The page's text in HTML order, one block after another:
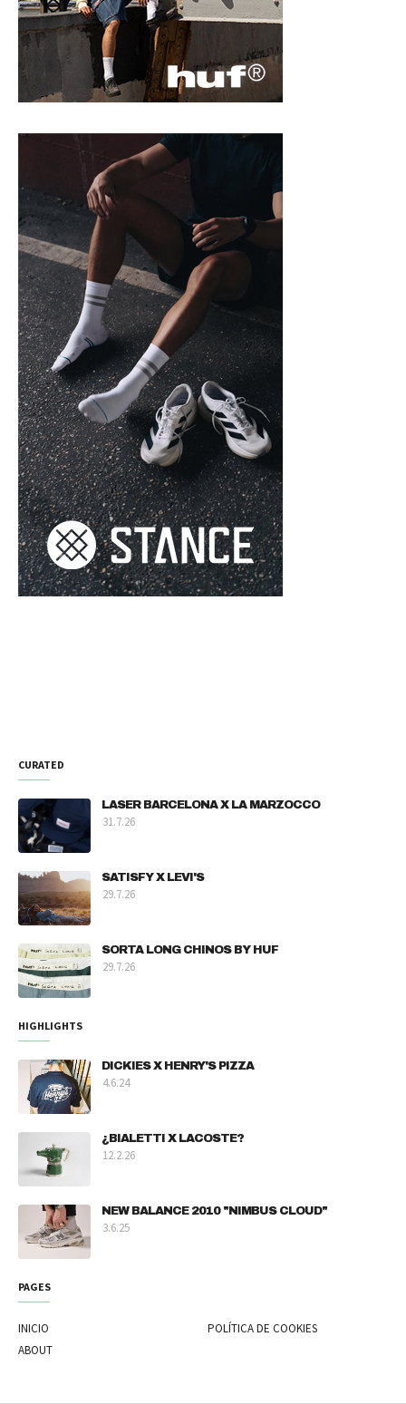
CURATED
LASER BARCELONA X LA MARZOCCO
31.7.26
SATISFY X LEVI'S
29.7.26
SORTA LONG CHINOS BY HUF
29.7.26
HIGHLIGHTS
DICKIES X HENRY'S PIZZA
4.6.24
¿BIALETTI X LACOSTE?
12.2.26
NEW BALANCE 2010 "NIMBUS CLOUD"
3.6.25
PAGES
INICIO
POLÍTICA DE COOKIES
ABOUT